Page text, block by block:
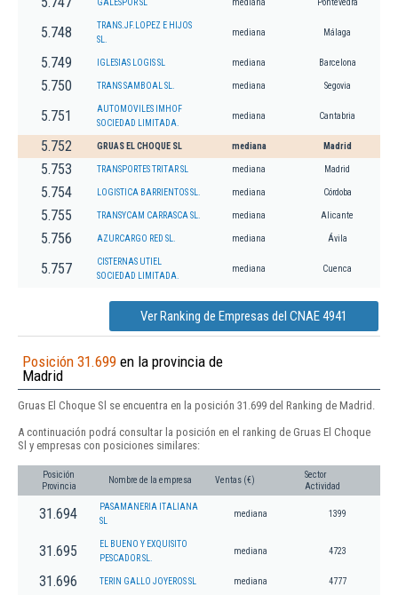
GALESPOR SL mediana Pontevedra
5.748
TRANS.JF.LOPEZ E HIJOS
SL.
mediana Málaga
5.749 IGLESIAS LOGIS SL mediana Barcelona
5.750 TRANS SAMBOAL SL. mediana Segovia
5.751
AUTOMOVILES IMHOF
SOCIEDAD LIMITADA.
mediana Cantabria
5.752 GRUAS EL CHOQUE SL mediana Madrid
5.753 TRANSPORTES TRITAR SL mediana Madrid
5.754 LOGISTICA BARRIENTOS SL. mediana Córdoba
5.755 TRANSYCAM CARRASCA SL. mediana Alicante
5.756 AZURCARGO RED SL. mediana Ávila
5.757
CISTERNAS UTIEL
SOCIEDAD LIMITADA.
mediana Cuenca
Ver Ranking de Empresas del CNAE 4941
Posición 31.699 en la provincia de
Madrid
Gruas El Choque Sl se encuentra en la posición 31.699 del Ranking de Madrid.
A continuación podrá consultar la posición en el ranking de Gruas El Choque
Sl y empresas con posiciones similares:
Posición
Provincia
Nombre de la empresa Ventas (€)
Sector
Actividad
31.694
PASAMANERIA ITALIANA
SL
mediana 1399
31.695
EL BUENO Y EXQUISITO
PESCADOR SL.
mediana 4723
31.696 TERIN GALLO JOYEROS SL mediana 4777